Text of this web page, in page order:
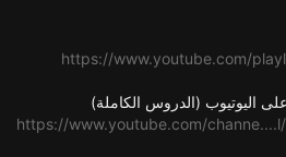
https://www.youtube.com/
اليوتيوب (الدروس الكاملة)
https://www.youtube.com/